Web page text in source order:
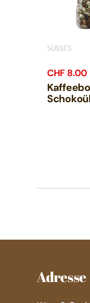
SÜSSES
CHF 8.00
Adresse